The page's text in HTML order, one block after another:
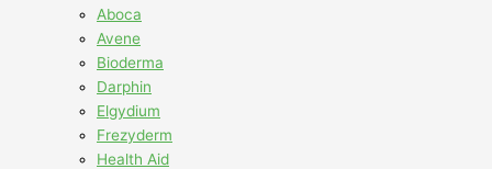
Aboca
Avene
Bioderma
Darphin
Elgydium
Frezyderm
Health Aid